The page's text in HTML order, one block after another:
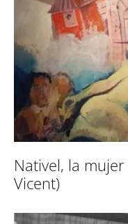
Nativel, la
Vicent)